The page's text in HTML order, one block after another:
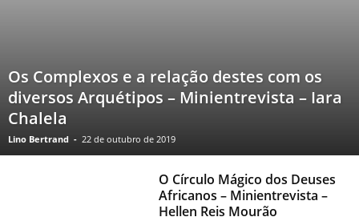
Os Complexos e a relação destes com os
diversos Arquétipos – Minientrevista – Iara
Chalela
Lino Bertrand - 22 de outubro de 2019
O Círculo Mágico dos Deuses
Africanos – Minientrevista –
Hellen Reis Mourão